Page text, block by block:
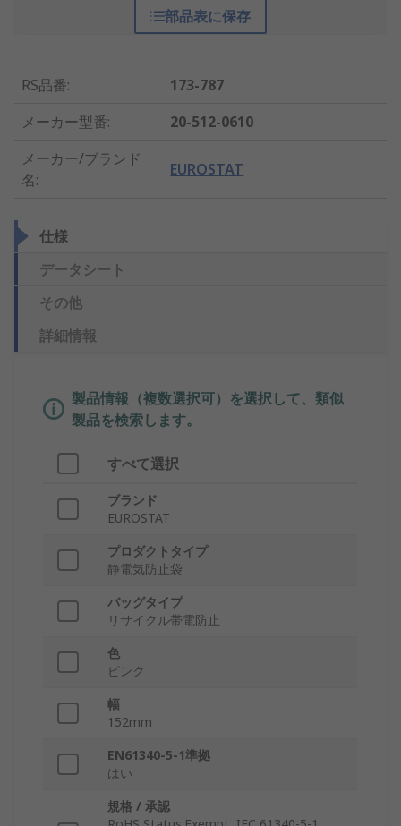
部品表に保存
RS品番:
173-787
メーカー型番:
20-512-0610
メーカー/ブランド
名:
EUROSTAT
仕様
データシート
その他
詳細情報
製品情報（複数選択可）を選択して、類似
製品を検索します。
すべて選択
ブランド
EUROSTAT
プロダクトタイプ
静電気防止袋
バッグタイプ
リサイクル帯電防止
色
ピンク
幅
152mm
EN61340-5-1準拠
はい
規格 / 承認